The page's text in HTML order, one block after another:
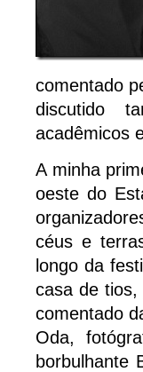
comentado
discutido
acadêmicos
A minha
oeste do
céus e
longo da
casa de
comentado
Oda,
borbulhante